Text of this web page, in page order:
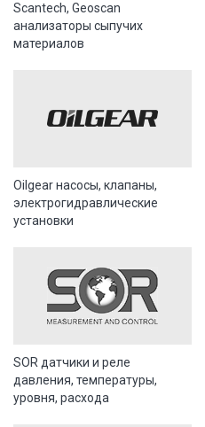
Scantech, Geoscan
анализаторы сыпучих
материалов
Oilgear насосы, клапаны,
электрогидравлические
установки
SOR датчики и реле
давления, температуры,
уровня, расхода